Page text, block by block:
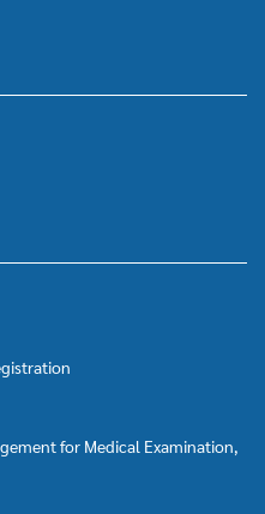
for Medical Examination,